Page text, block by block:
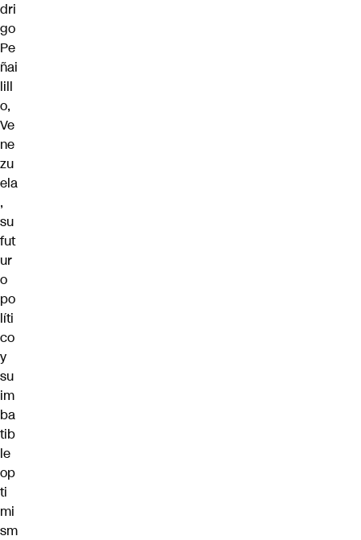
dri
go
Pe
ñai
lill
o,
Ve
ne
zu
ela
,
su
fut
ur
o
po
líti
co
y
su
im
ba
tib
le
op
ti
mi
sm